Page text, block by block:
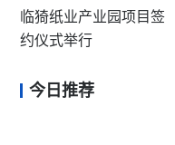
临猗纸业产业园项目签
约仪式举行
今日推荐